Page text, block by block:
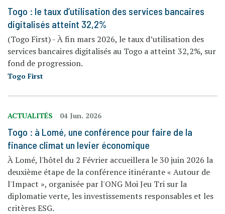
Togo : le taux d’utilisation des services bancaires
digitalisés atteint 32,2%
(Togo First) - À fin mars 2026, le taux d’utilisation des
services bancaires digitalisés au Togo a atteint 32,2%, sur
fond de progression.
Togo First
ACTUALITÉS 04 Jun. 2026
Togo : à Lomé, une conférence pour faire de la
finance climat un levier économique
À Lomé, l'hôtel du 2 Février accueillera le 30 juin 2026 la
deuxième étape de la conférence itinérante « Autour de
l'Impact », organisée par l'ONG Moi Jeu Tri sur la
diplomatie verte, les investissements responsables et les
critères ESG.